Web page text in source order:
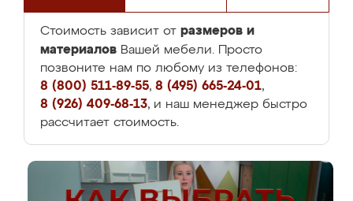
Стоимость зависит от размеров и
материалов Вашей мебели. Просто
позвоните нам по любому из телефонов:
8 (800) 511-89-55, 8 (495) 665-24-01,
8 (926) 409-68-13, и наш менеджер быстро
рассчитает стоимость.